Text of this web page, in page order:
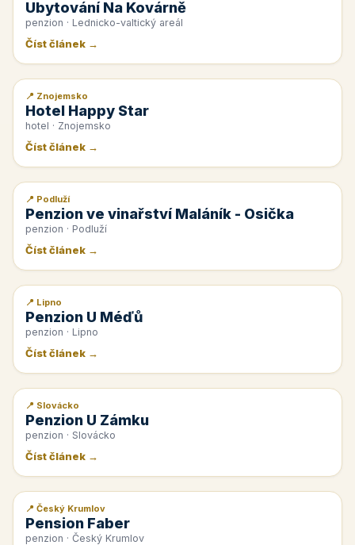
Ubytování Na Kovárně
penzion · Lednicko-valtický areál
Číst článek →
📰 PR článek
📍 Znojemsko
Hotel Happy Star
hotel · Znojemsko
Číst článek →
📰 PR článek
📍 Podluží
Penzion ve vinařství Maláník - Osička
penzion · Podluží
Číst článek →
📰 PR článek
📍 Lipno
Penzion U Méďů
penzion · Lipno
Číst článek →
📰 PR článek
📍 Slovácko
Penzion U Zámku
penzion · Slovácko
Číst článek →
📰 PR článek
📍 Český Krumlov
Pension Faber
penzion · Český Krumlov